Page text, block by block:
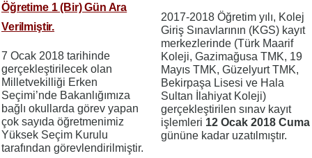
Öğretime 1 (Bir) Gün Ara
Verilmiştir.
7 Ocak 2018 tarihinde
gerçekleştirilecek olan
Milletvekilliği Erken
Seçimi’nde Bakanlığımıza
bağlı okullarda görev yapan
çok sayıda öğretmenimiz
Yüksek Seçim Kurulu
tarafından görevlendirilmiştir.
2017-2018 Öğretim yılı, Kolej
Giriş Sınavlarının (KGS) kayıt
merkezlerinde (Türk Maarif
Koleji, Gazimağusa TMK, 19
Mayıs TMK, Güzelyurt TMK,
Bekirpaşa Lisesi ve Hala
Sultan İlahiyat Koleji)
gerçekleştirilen sınav kayıt
işlemleri 12 Ocak 2018 Cuma
gününe kadar uzatılmıştır.